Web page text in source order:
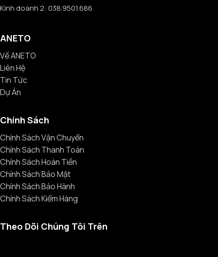
Kinh doanh 2: 038.9501.686
ANETO
Về ANETO
Liên Hệ
Tin Tức
Dự Án
Chính Sách
Chính Sách Vận Chuyển
Chính Sách Thanh Toán
Chính Sách Hoàn Tiền
Chính Sách Bảo Mật
Chính Sách Bảo Hành
Chính Sách Kiểm Hàng
Theo Dõi Chúng Tôi Trên